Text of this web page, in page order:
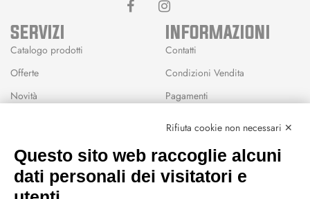
SERVIZI
Catalogo prodotti
Offerte
Novità
Wishlist
INFORMAZIONI
Contatti
Condizioni Vendita
Pagamenti
CEP GREEN
Rifiuta cookie non necessari ✕
Questo sito web raccoglie alcuni
dati personali dei visitatori e